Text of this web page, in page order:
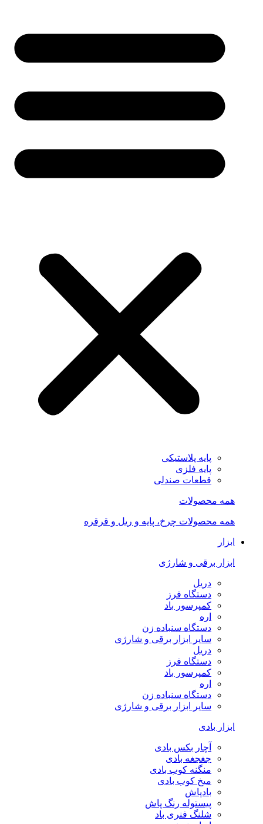
پایه پلاستیکی
پایه فلزی
قطعات صندلی
همه محصولات
همه محصولات چرخ، پایه و ریل و قرقره
ابزار
ابزار برقی و شارژی
دریل
دستگاه فرز
کمپرسور باد
اره
دستگاه سنباده زن
سایر ابزار برقی و شارژی
دریل
دستگاه فرز
کمپرسور باد
اره
دستگاه سنباده زن
سایر ابزار برقی و شارژی
ابزار بادی
آچار بکس بادی
جغجغه بادی
منگنه کوب بادی
میخ کوب بادی
بادپاش
پیستوله رنگ پاش
شلنگ فنری باد